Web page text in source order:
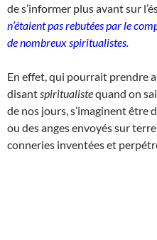
de s’informer plus avant sur
n’étaient pas rebutées par le
de nombreux spiritualistes
En effet, qui pourrait prendre
disant spiritualistequand on
de nos jours, s’imaginent être
ou des anges envoyés sur
conneries inventées et